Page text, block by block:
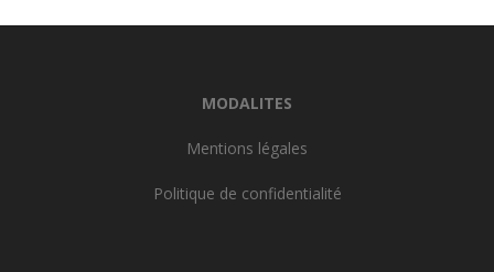
MODALITES
Mentions légales
Politique de confidentialité